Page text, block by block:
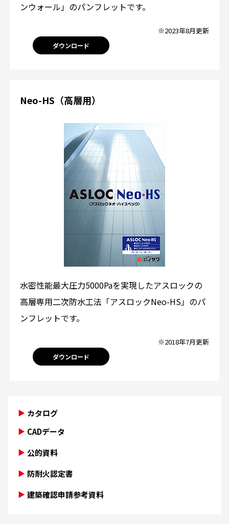
ンウォール」のパンフレットです。
※2023年8月更新
ダウンロード
Neo-HS（高層用）
水密性能最大圧力5000Paを実現したアスロックの
高層専用二次防水工法「アスロックNeo-HS」のパ
ンフレットです。
※2018年7月更新
ダウンロード
カタログ
CADデータ
公的資料
防耐火認定書
建築確認申請参考資料